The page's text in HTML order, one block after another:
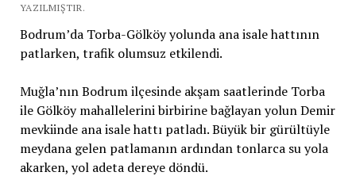
YAZILMIŞTIR.
Bodrum’da Torba-Gölköy yolunda ana isale hattının
patlarken, trafik olumsuz etkilendi.
Muğla’nın Bodrum ilçesinde akşam saatlerinde Torba
ile Gölköy mahallelerini birbirine bağlayan yolun Demir
mevkiinde ana isale hattı patladı. Büyük bir gürültüyle
meydana gelen patlamanın ardından tonlarca su yola
akarken, yol adeta dereye döndü.